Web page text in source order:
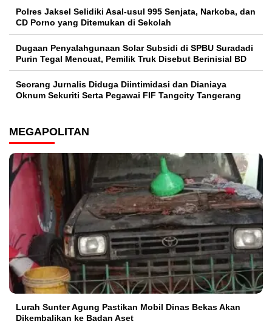
Polres Jaksel Selidiki Asal-usul 995 Senjata, Narkoba, dan
CD Porno yang Ditemukan di Sekolah
‎Dugaan Penyalahgunaan Solar Subsidi di SPBU Suradadi
Purin Tegal Mencuat, Pemilik Truk Disebut Berinisial BD
Seorang Jurnalis Diduga Diintimidasi dan Dianiaya
Oknum Sekuriti Serta Pegawai FIF Tangcity Tangerang
MEGAPOLITAN
Lurah Sunter Agung Pastikan Mobil Dinas Bekas Akan
Dikembalikan ke Badan Aset